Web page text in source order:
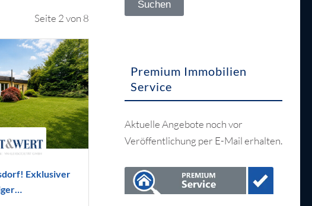
Seite 2 von 8
Exklusiver
Premium Immobilien
Service
Aktuelle Angebote noch vor
Veröffentlichung per E-Mail erhalten.